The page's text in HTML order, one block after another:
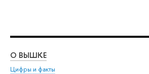
О ВЫШКЕ
Цифры и факты